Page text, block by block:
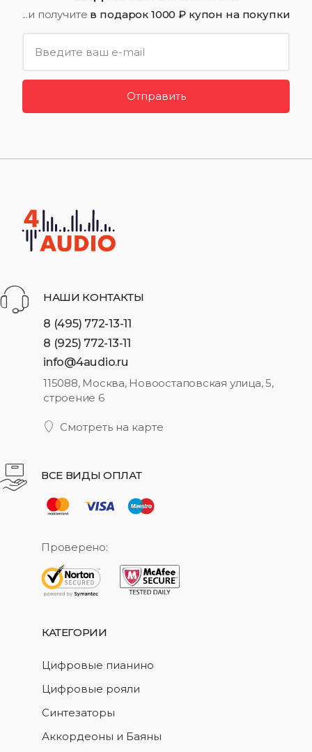
...и получите в подарок 1000 ₽ купон на покупки
Отправить
НАШИ КОНТАКТЫ
8 (495) 772-13-11
8 (925) 772-13-11
info@4audio.ru
115088, Москва, Новоостаповская улица, 5,
строение 6
Смотреть на карте
ВСЕ ВИДЫ ОПЛАТ
Проверено:
КАТЕГОРИИ
Цифровые пианино
Цифровые рояли
Синтезаторы
Аккордеоны и Баяны